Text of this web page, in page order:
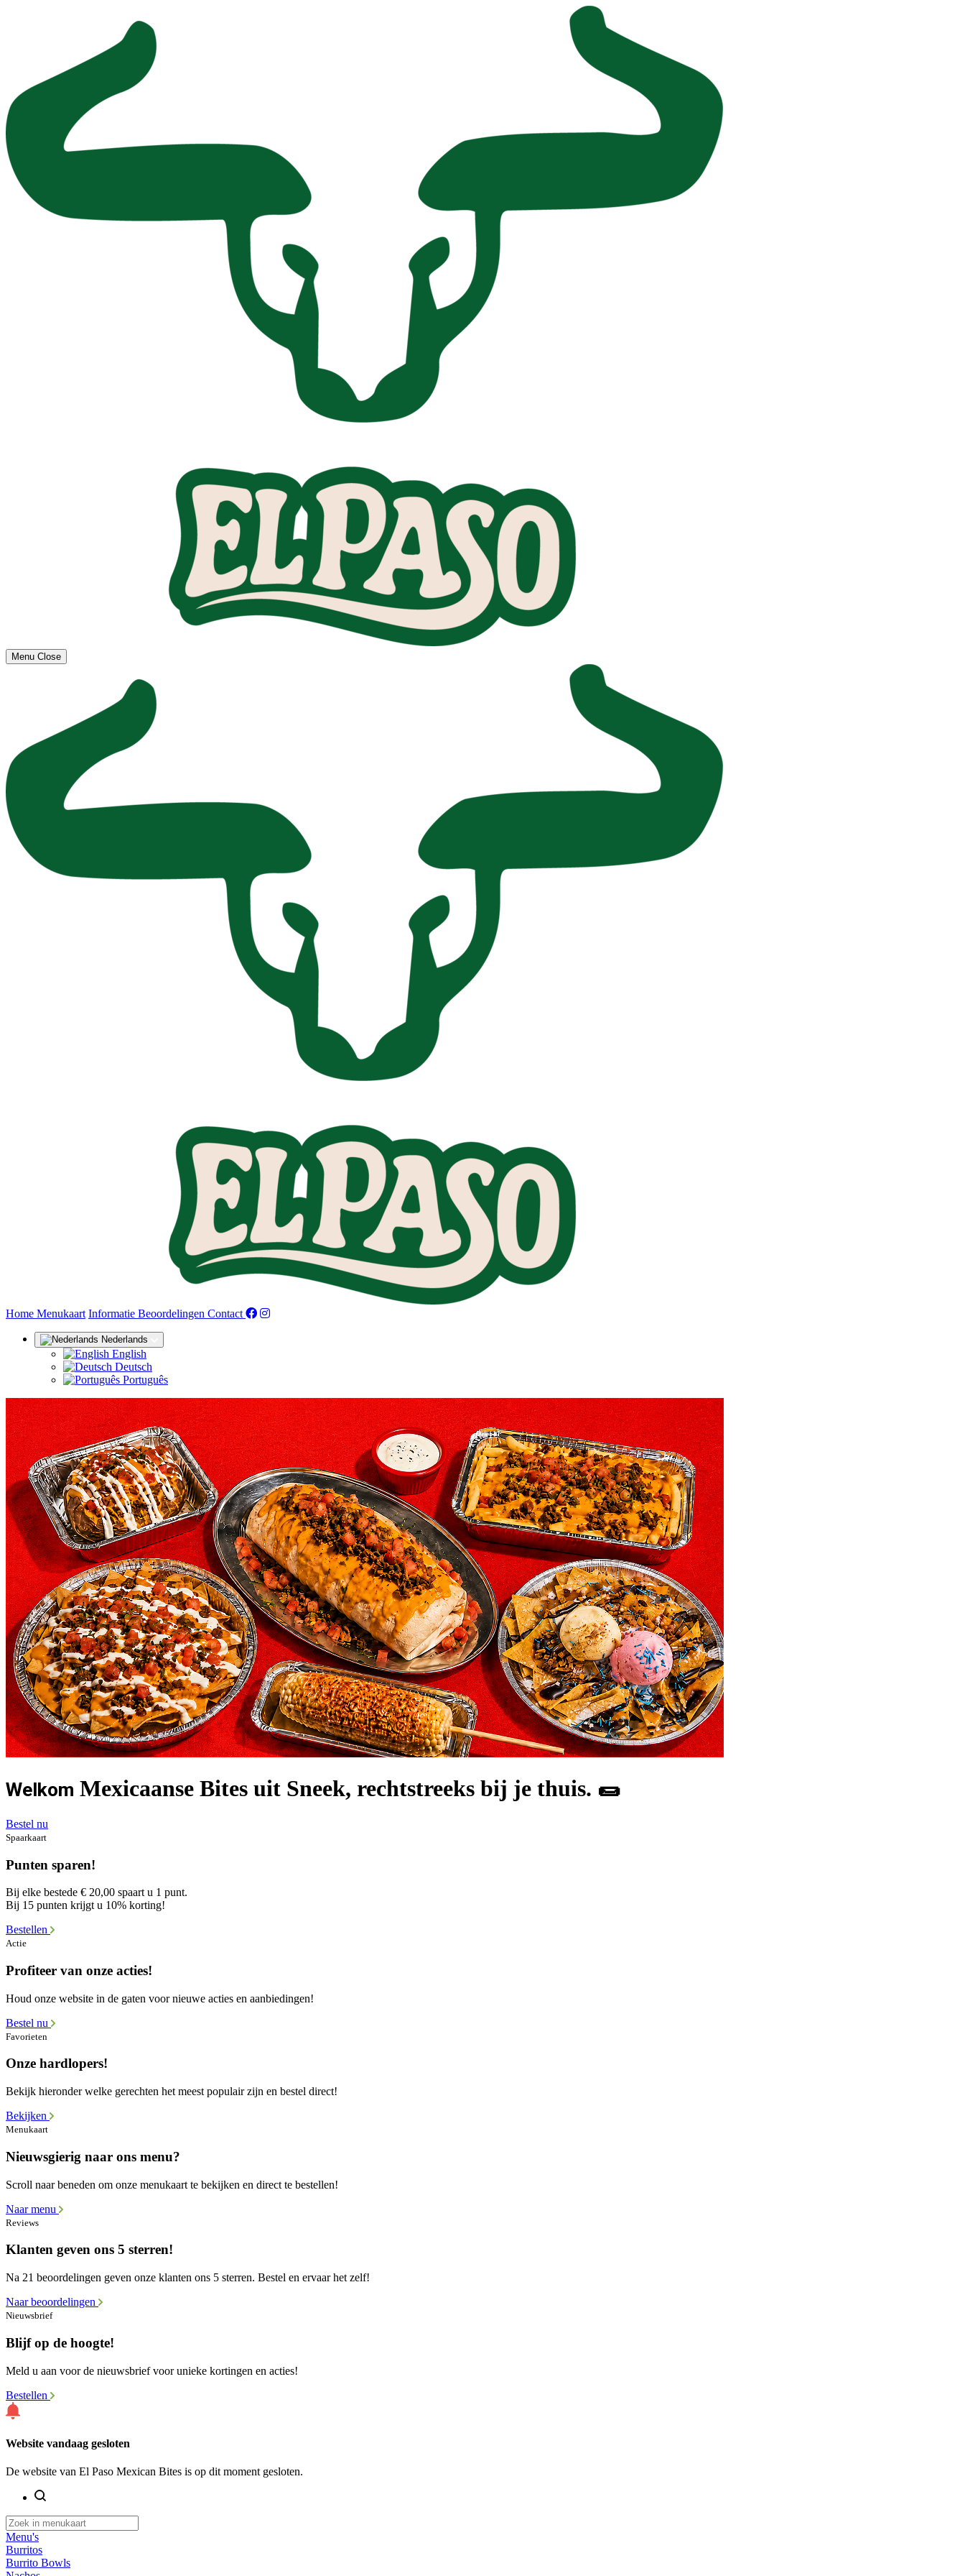
Menu Close
Home (huidige)
Menukaart Informatie Beoordelingen Contact
Nederlands
English
Deutsch
Português
Welkom Mexicaanse Bites uit Sneek, rechtstreeks bij je thuis. 🌯
Bestel nu
Spaarkaart
Punten sparen!
Bij elke bestede € 20,00 spaart u 1 punt.
Bij 15 punten krijgt u 10% korting!
Bestellen
Actie
Profiteer van onze acties!
Houd onze website in de gaten voor nieuwe acties en aanbiedingen!
Bestel nu
Favorieten
Onze hardlopers!
Bekijk hieronder welke gerechten het meest populair zijn en bestel direct!
Bekijken
Menukaart
Nieuwsgierig naar ons menu?
Scroll naar beneden om onze menukaart te bekijken en direct te bestellen!
Naar menu
Reviews
Klanten geven ons 5 sterren!
Na 21 beoordelingen geven onze klanten ons 5 sterren. Bestel en ervaar het zelf!
Naar beoordelingen
Nieuwsbrief
Blijf op de hoogte!
Meld u aan voor de nieuwsbrief voor unieke kortingen en acties!
Bestellen
Website vandaag gesloten
De website van El Paso Mexican Bites is op dit moment gesloten.
Menu's
Burritos
Burrito Bowls